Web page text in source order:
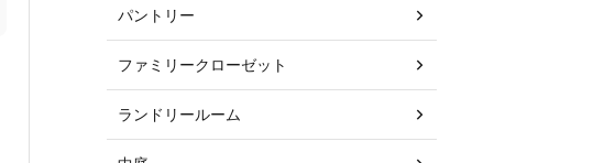
パントリー
ファミリークローゼット
ランドリールーム